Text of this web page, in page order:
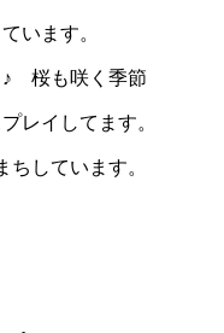
います。
♪ 桜も咲く季節
レイしてます。
しています。